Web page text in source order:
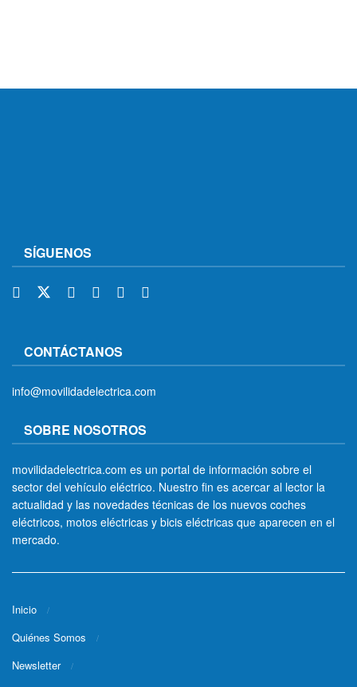
SÍGUENOS
CONTÁCTANOS
info@movilidadelectrica.com
SOBRE NOSOTROS
movilidadelectrica.com es un portal de información sobre el
sector del vehículo eléctrico. Nuestro fin es acercar al lector la
actualidad y las novedades técnicas de los nuevos coches
eléctricos, motos eléctricas y bicis eléctricas que aparecen en el
mercado.
Inicio
Quiénes Somos
Newsletter